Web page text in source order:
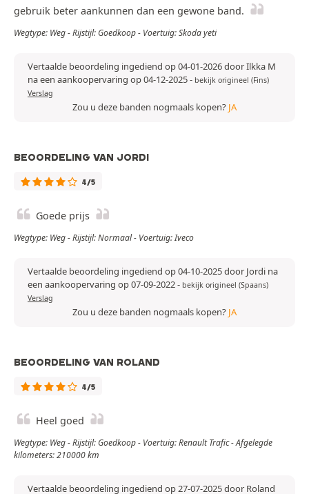
gebruik beter aankunnen dan een gewone band.
Wegtype: Weg - Rijstijl: Goedkoop - Voertuig: Skoda yeti
Vertaalde beoordeling ingediend op 04-01-2026 door Ilkka M
na een aankoopervaring op 04-12-2025- bekijk origineel (Fins)
Verslag
Zou u deze banden nogmaals kopen? JA
BEOORDELING VAN JORDI
4/5
Goede prijs
Wegtype: Weg - Rijstijl: Normaal - Voertuig: Iveco
Vertaalde beoordeling ingediend op 04-10-2025 door Jordi na
een aankoopervaring op 07-09-2022- bekijk origineel (Spaans)
Verslag
Zou u deze banden nogmaals kopen? JA
BEOORDELING VAN ROLAND
4/5
Heel goed
Wegtype: Weg - Rijstijl: Goedkoop - Voertuig: Renault Trafic - Afgelegde
kilometers: 210000 km
Vertaalde beoordeling ingediend op 27-07-2025 door Roland